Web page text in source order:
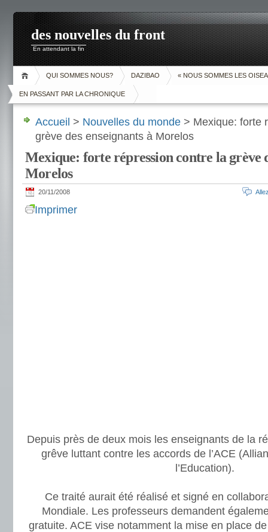
des nouvelles du front
En attendant la fin
QUI SOMMES NOUS? DAZIBAO « NOUS SOMMES LES
EN PASSANT PAR LA CHRONIQUE
Accueil > Nouvelles du monde > Mexique: forte
grève des enseignants à Morelos
Mexique: forte répression contre la grève
Morelos
20/11/2008
Imprimer
Depuis près de deux mois les enseignants de la
grêve luttant contre les accords de l’ACE
l’Education).
Ce traité aurait été réalisé et signé en
Mondiale. Les professeurs demandent
gratuite. ACE vise notamment la mise en place